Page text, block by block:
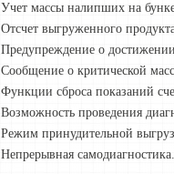
Учет массы налипших на
Отсчет выгруженного
Предупреждение о
Сообщение о критической
Функции сброса показаний
Возможность проведения
Режим принудительной
Непрерывная самодиагностика.